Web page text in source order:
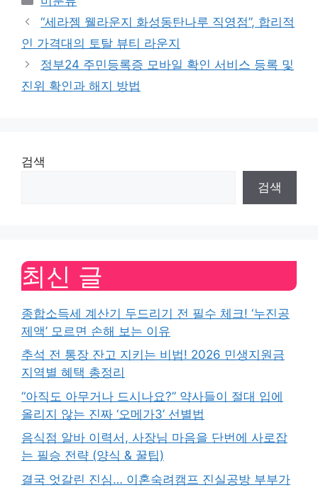
“세라젬 웰라운지 화성동탄나루 직영점”, 합리적
인 가격대의 토탈 뷰티 라운지
정부24 주민등록증 모바일 확인 서비스 등록 및
진위 확인과 해지 방법
검색
검색
최신 글
종합소득세 계산기 두드리기 전 필수 체크! ‘누진공
제액’ 모르면 손해 보는 이유
추석 전 통장 잔고 지키는 비법! 2026 민생지원금
지역별 혜택 총정리
“아직도 아무거나 드시나요?” 약사들이 절대 입에
올리지 않는 진짜 ‘오메가3’ 선별법
음식점 알바 이력서, 사장님 마음을 단번에 사로잡
는 필승 전략 (양식 & 꿀팁)
결국 엇갈린 진심… 이혼숙려캠프 진실공방 부부가